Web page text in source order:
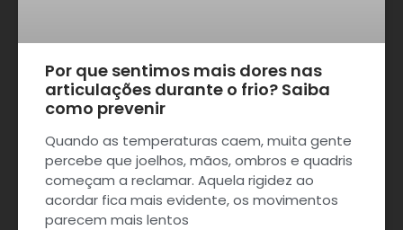
Por que sentimos mais dores nas
articulações durante o frio? Saiba
como prevenir
Quando as temperaturas caem, muita gente
percebe que joelhos, mãos, ombros e quadris
começam a reclamar. Aquela rigidez ao
acordar fica mais evidente, os movimentos
parecem mais lentos